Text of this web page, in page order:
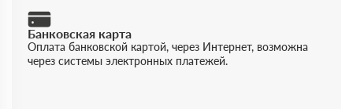
Банковская карта
Оплата банковской картой, через Интернет, возможна
через системы электронных платежей.